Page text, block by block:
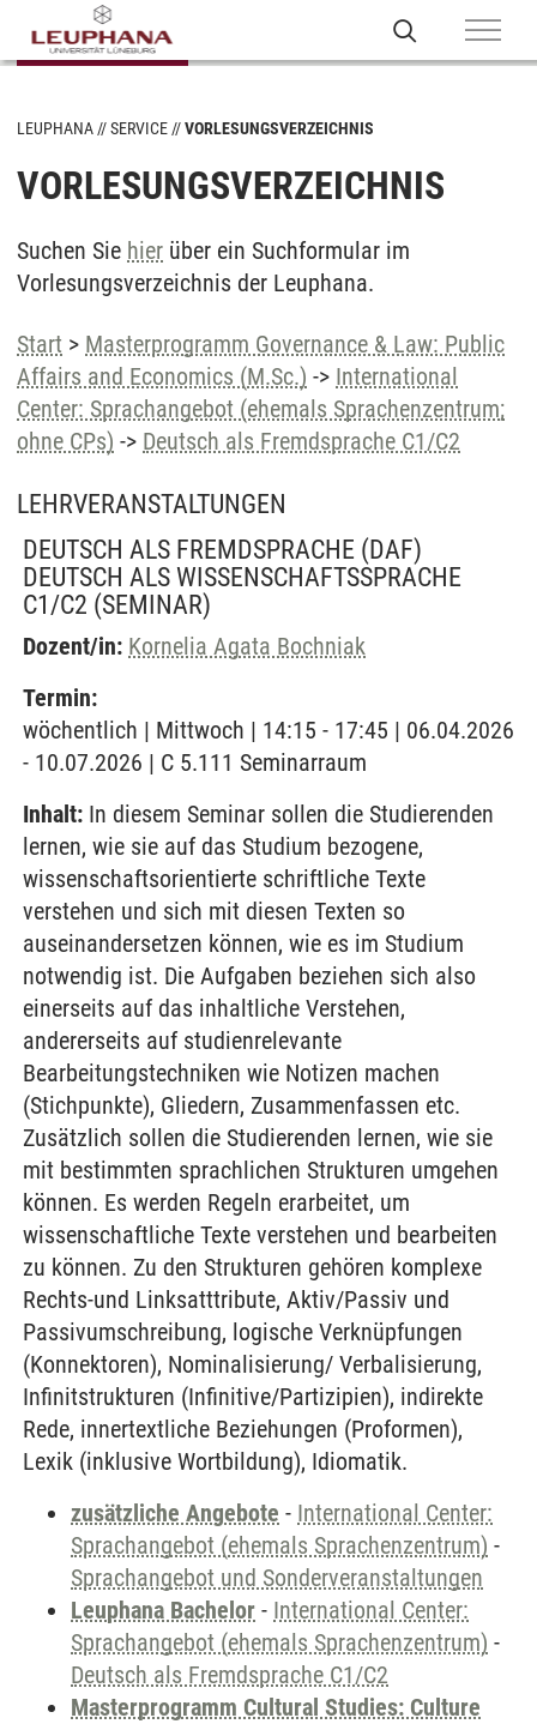
LEUPHANA SERVICE VORLESUNGSVERZEICHNIS
VORLESUNGSVERZEICHNIS
Suchen Sie hier über ein Suchformular im
Vorlesungsverzeichnis der Leuphana.
Start > Masterprogramm Governance & Law: Public
Affairs and Economics (M.Sc.) -> International
Center: Sprachangebot (ehemals Sprachenzentrum;
ohne CPs) -> Deutsch als Fremdsprache C1/C2
LEHRVERANSTALTUNGEN
DEUTSCH ALS FREMDSPRACHE (DAF)
DEUTSCH ALS WISSENSCHAFTSSPRACHE
C1/C2 (SEMINAR)
Dozent/in: Kornelia Agata Bochniak
Termin:
wöchentlich | Mittwoch | 14:15 - 17:45 | 06.04.2026
- 10.07.2026 | C 5.111 Seminarraum
Inhalt: In diesem Seminar sollen die Studierenden
lernen, wie sie auf das Studium bezogene,
wissenschaftsorientierte schriftliche Texte
verstehen und sich mit diesen Texten so
auseinandersetzen können, wie es im Studium
notwendig ist. Die Aufgaben beziehen sich also
einerseits auf das inhaltliche Verstehen,
andererseits auf studienrelevante
Bearbeitungstechniken wie Notizen machen
(Stichpunkte), Gliedern, Zusammenfassen etc.
Zusätzlich sollen die Studierenden lernen, wie sie
mit bestimmten sprachlichen Strukturen umgehen
können. Es werden Regeln erarbeitet, um
wissenschaftliche Texte verstehen und bearbeiten
zu können. Zu den Strukturen gehören komplexe
Rechts-und Linksatttribute, Aktiv/Passiv und
Passivumschreibung, logische Verknüpfungen
(Konnektoren), Nominalisierung/ Verbalisierung,
Infinitstrukturen (Infinitive/Partizipien), indirekte
Rede, innertextliche Beziehungen (Proformen),
Lexik (inklusive Wortbildung), Idiomatik.
zusätzliche Angebote - International Center:
Sprachangebot (ehemals Sprachenzentrum) -
Sprachangebot und Sonderveranstaltungen
Leuphana Bachelor - International Center:
Sprachangebot (ehemals Sprachenzentrum) -
Deutsch als Fremdsprache C1/C2
Masterprogramm Cultural Studies: Culture